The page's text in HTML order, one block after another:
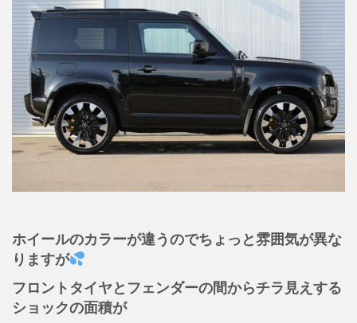
ホイールのカラーが違うのでちょっと雰囲気が異な
りますが
フロントタイヤとフェンダーの間からチラ見えする
ショックの面積が